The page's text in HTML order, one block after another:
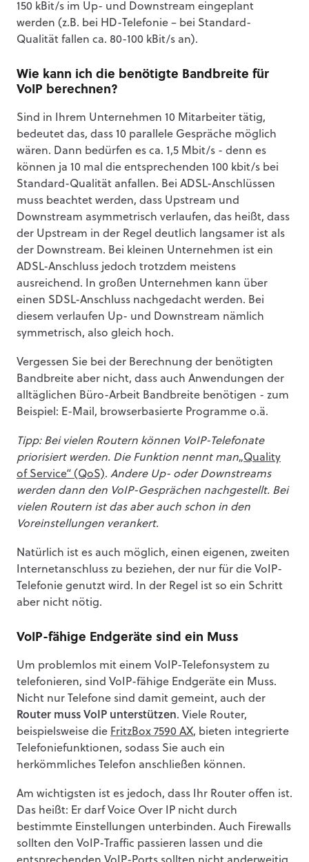
150 kBit/s im Up- und Downstream eingeplant
werden (z.B. bei HD-Telefonie – bei Standard-
Qualität fallen ca. 80-100 kBit/s an).
Wie kann ich die benötigte Bandbreite für
VoIP berechnen?
Sind in Ihrem Unternehmen 10 Mitarbeiter tätig,
bedeutet das, dass 10 parallele Gespräche möglich
wären. Dann bedürfen es ca. 1,5 Mbit/s - denn es
können ja 10 mal die entsprechenden 100 kbit/s bei
Standard-Qualität anfallen. Bei ADSL-Anschlüssen
muss beachtet werden, dass Upstream und
Downstream asymmetrisch verlaufen, das heißt, dass
der Upstream in der Regel deutlich langsamer ist als
der Downstream. Bei kleinen Unternehmen ist ein
ADSL-Anschluss jedoch trotzdem meistens
ausreichend. In großen Unternehmen kann über
einen SDSL-Anschluss nachgedacht werden. Bei
diesem verlaufen Up- und Downstream nämlich
symmetrisch, also gleich hoch.
Vergessen Sie bei der Berechnung der benötigten
Bandbreite aber nicht, dass auch Anwendungen der
alltäglichen Büro-Arbeit Bandbreite benötigen - zum
Beispiel: E-Mail, browserbasierte Programme o.ä.
Tipp: Bei vielen Routern können VoIP-Telefonate
priorisiert werden. Die Funktion nennt man„Quality
of Service“ (QoS). Andere Up- oder Downstreams
werden dann den VoIP-Gesprächen nachgestellt. Bei
vielen Routern ist das aber auch schon in den
Voreinstellungen verankert.
Natürlich ist es auch möglich, einen eigenen, zweiten
Internetanschluss zu beziehen, der nur für die VoIP-
Telefonie genutzt wird. In der Regel ist so ein Schritt
aber nicht nötig.
VoIP-fähige Endgeräte sind ein Muss
Um problemlos mit einem VoIP-Telefonsystem zu
telefonieren, sind VoIP-fähige Endgeräte ein Muss.
Nicht nur Telefone sind damit gemeint, auch der
Router muss VoIP unterstützen. Viele Router,
beispielsweise die FritzBox 7590 AX, bieten integrierte
Telefoniefunktionen, sodass Sie auch ein
herkömmliches Telefon anschließen können.
Am wichtigsten ist es jedoch, dass Ihr Router offen ist.
Das heißt: Er darf Voice Over IP nicht durch
bestimmte Einstellungen unterbinden. Auch Firewalls
sollten den VoIP-Traffic passieren lassen und die